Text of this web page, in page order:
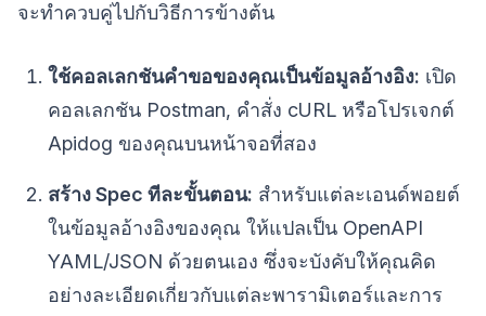
จะทำควบคู่ไปกับวิธีการข้างต้น
ใช้คอลเลกชันคำขอของคุณเป็นข้อมูลอ้างอิง: เปิด
คอลเลกชัน Postman, คำสั่ง cURL หรือโปรเจกต์
Apidog ของคุณบนหน้าจอที่สอง
สร้าง Spec ทีละขั้นตอน: สำหรับแต่ละเอนด์พอยต์
ในข้อมูลอ้างอิงของคุณ ให้แปลเป็น OpenAPI
YAML/JSON ด้วยตนเอง ซึ่งจะบังคับให้คุณคิด
อย่างละเอียดเกี่ยวกับแต่ละพารามิเตอร์และการ